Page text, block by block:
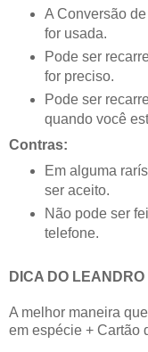
A Conversão
for usada.
Pode ser
for preciso.
Pode ser
quando você
Contras:
Em alguma
ser aceito.
Não pode ser
telefone.
DICA DO
A melhor maneira
em espécie + Cartão